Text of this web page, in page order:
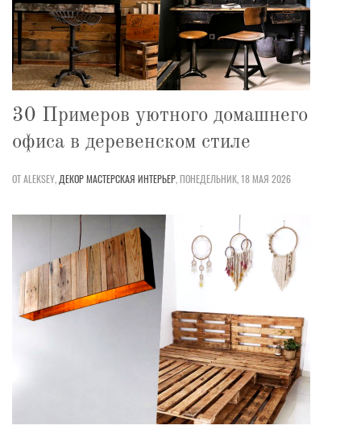
30 Примеров уютного домашнего
офиса в деревенском стиле
ОТ ALEKSEY, ДЕКОРМАСТЕРСКАЯ ИНТЕРЬЕР,ПОНЕДЕЛЬНИК, 18 МАЯ 2026